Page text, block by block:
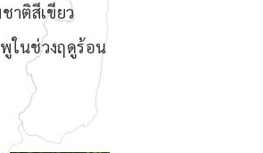
าติสีเขียว
ในช่วงฤดูร้อน